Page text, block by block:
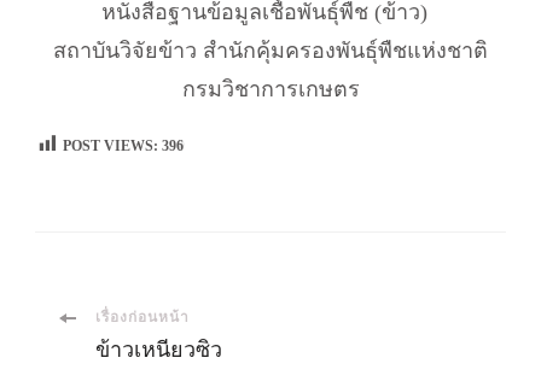
หนังสือฐานข้อมูลเชื้อพันธุ์พืช (ข้าว)
สถาบันวิจัยข้าว สำนักคุ้มครองพันธุ์พืชแห่งชาติ
กรมวิชาการเกษตร
POST VIEWS: 396
เมนูเรื่องก่อนหน้า
ข้าวเหนียวซิว